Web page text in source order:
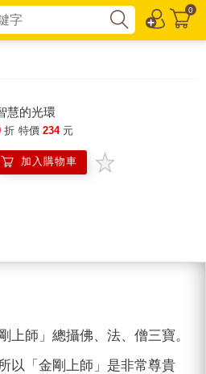
0
慧的光環
折 特價 234 元
加入購物車
上師」總攝佛、法、僧三寶。
以「金剛上師」是非常尊貴